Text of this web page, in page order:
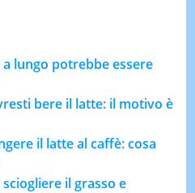
lungo potrebbe essere
bere il latte: il motivo è
il latte al caffè: cosa
il grasso e